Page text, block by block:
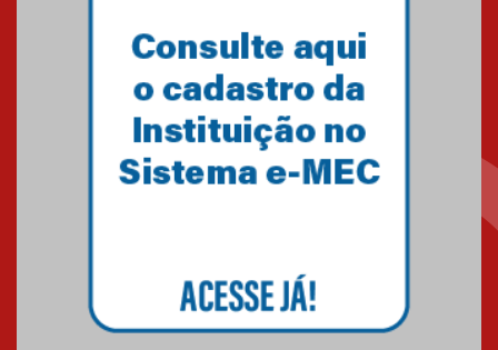
Primeiro culto do ano ressalta o
27.02.2026